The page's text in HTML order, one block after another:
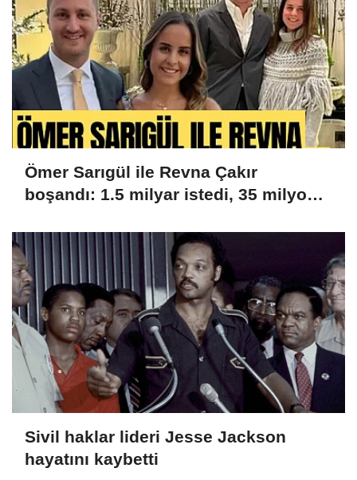
Ömer Sarıgül ile Revna Çakır
boşandı: 1.5 milyar istedi, 35 milyon
Sivil haklar lideri Jesse Jackson
hayatını kaybetti